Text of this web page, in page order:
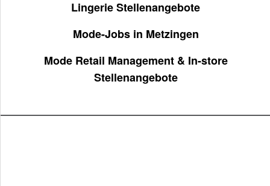
Lingerie Stellenangebote
Mode-Jobs in Metzingen
Mode Retail Management & In-store
Stellenangebote